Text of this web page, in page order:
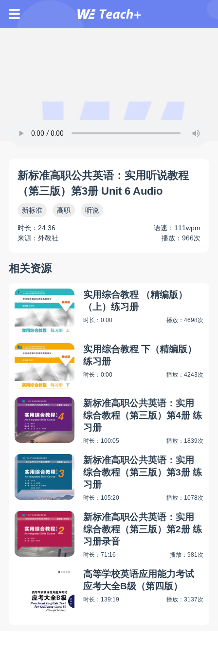
新标准高职公共英语：实用听说教程
（第三版）第3册 Unit 6 Audio
新标准 高职 听说
时长：24:36
语速：111wpm
来源：外教社
播放：966次
相关资源
实用综合教程 （精编版）
（上）练习册
时长：0:00 播放：4698次
实用综合教程 下（精编版）
练习册
时长：0:00 播放：4243次
新标准高职公共英语：实用
综合教程（第三版）第4册 练
习册
时长：100:05 播放：1839次
新标准高职公共英语：实用
综合教程（第三版）第3册 练
习册
时长：105:20 播放：1078次
新标准高职公共英语：实用
综合教程（第三版）第2册 练
习册录音
时长：71:16 播放：981次
高等学校英语应用能力考试
应考大全B级（第四版）
时长：139:19 播放：3137次